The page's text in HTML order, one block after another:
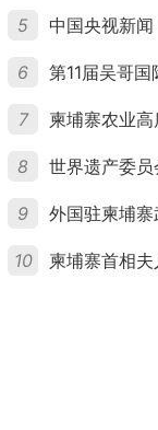
5
6
7
8
9
10